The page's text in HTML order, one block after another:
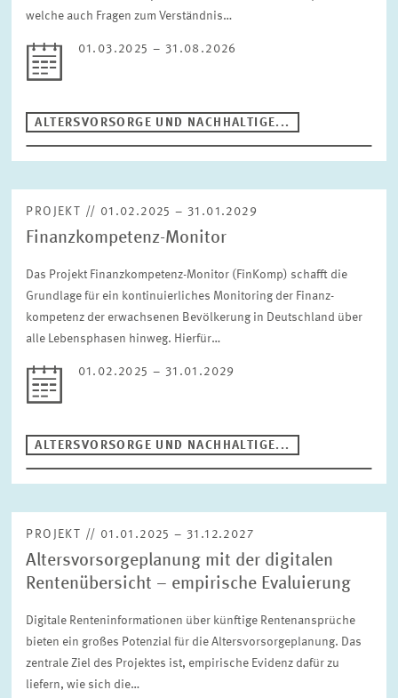
welche auch Fragen zum Verständnis…
01.03.2025 – 31.08.2026
ALTERSVORSORGE UND NACHHALTIGE...
PROJEKT // 01.02.2025 – 31.01.2029
Finanzkompetenz-Monitor
Das Projekt Finanz­kompetenz-Monitor (FinKomp) schafft die
Grundlage für ein kontinuierliches Monitoring der Finanz­
kompetenz der erwachsenen Bevölkerung in Deutschland über
alle Lebens­phasen hinweg. Hierfür…
01.02.2025 – 31.01.2029
ALTERSVORSORGE UND NACHHALTIGE...
PROJEKT // 01.01.2025 – 31.12.2027
Altersvorsorgeplanung mit der digitalen
Rentenübersicht – empirische Evaluierung
Digitale Renteninformationen über künftige Rentenansprüche
bieten ein großes Potenzial für die Altersvorsorgeplanung. Das
zentrale Ziel des Projektes ist, empirische Evidenz dafür zu
liefern, wie sich die…